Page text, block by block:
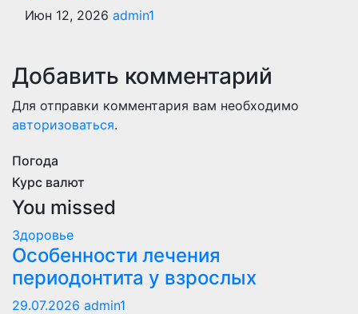
Июн 12, 2026 admin1
Добавить комментарий
Для отправки комментария вам необходимо
авторизоваться.
Погода
Курс валют
You missed
Здоровье
Особенности лечения
периодонтита у взрослых
29.07.2026 admin1